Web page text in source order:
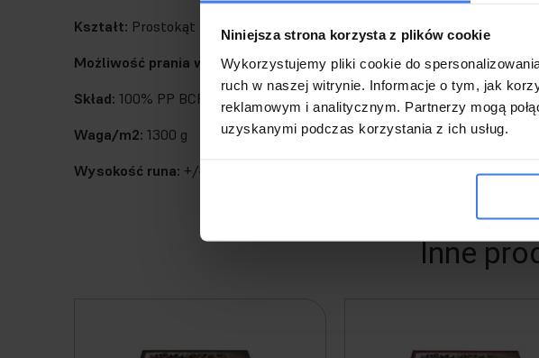
Niniejsza strona korzysta z plików cookie
Wykorzystujemy pliki cookie do
ruch w naszej witrynie. Informacje o tym, jak
reklamowym i analitycznym. Partnerzy mogą
uzyskanymi podczas korzystania z ich usług.
Kształt: Prostokąt
Możliwość prania w pralce w 30°:Nie
Skład: 100% PP BCF
Waga/m2: 1300 g
Wysokość runa: +/- 9 mm
Inne